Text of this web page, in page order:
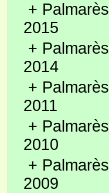
+ Palmarès
2015
+ Palmarès
2014
+ Palmarès
2011
+ Palmarès
2010
+ Palmarès
2009